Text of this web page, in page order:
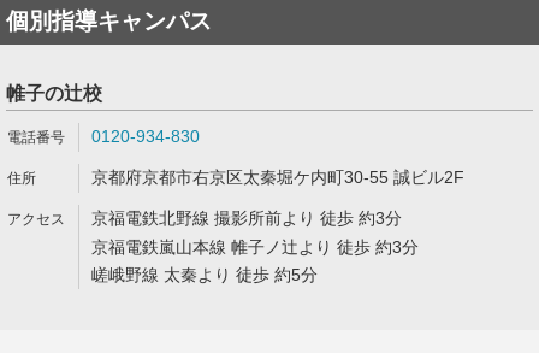
個別指導キャンパス
帷子の辻校
0120-934-830
京都府京都市右京区太秦堀ケ内町30-55 誠ビル2F
京福電鉄北野線 撮影所前より 徒歩 約3分
京福電鉄嵐山本線 帷子ノ辻より 徒歩 約3分
嵯峨野線 太秦より 徒歩 約5分